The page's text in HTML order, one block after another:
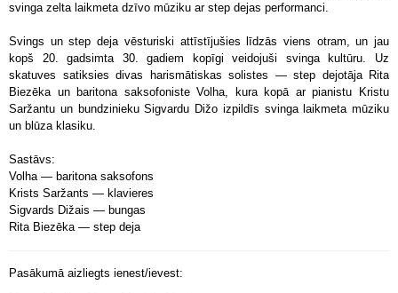
svinga zelta laikmeta dzīvo mūziku ar step dejas performanci.
Svings un step deja vēsturiski attīstījušies līdzās viens otram, un jau
kopš 20. gadsimta 30. gadiem kopīgi veidojuši svinga kultūru. Uz
skatuves satiksies divas harismātiskas solistes — step dejotāja Rita
Biezēka un baritona saksofoniste Volha, kura kopā ar pianistu Kristu
Saržantu un bundzinieku Sigvardu Dižo izpildīs svinga laikmeta mūziku
un blūza klasiku.
Sastāvs:
Volha — baritona saksofons
Krists Saržants — klavieres
Sigvards Dižais — bungas
Rita Biezēka — step deja
Pasākumā aizliegts ienest/ievest: